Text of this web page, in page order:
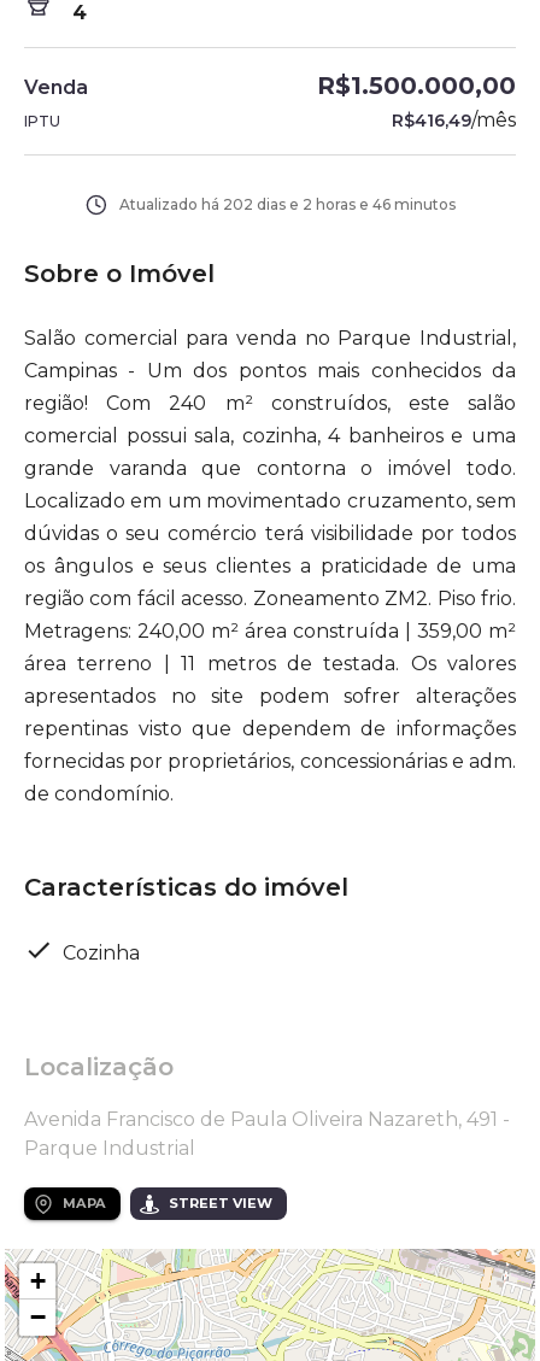
4
Venda R$1.500.000,00
IPTU R$416,49/mês
Atualizado há 202 dias e 2 horas e 46 minutos
Sobre o Imóvel
Salão comercial para venda no Parque Industrial,
Campinas - Um dos pontos mais conhecidos da
região! Com 240 m² construídos, este salão
comercial possui sala, cozinha, 4 banheiros e uma
grande varanda que contorna o imóvel todo.
Localizado em um movimentado cruzamento, sem
dúvidas o seu comércio terá visibilidade por todos
os ângulos e seus clientes a praticidade de uma
região com fácil acesso. Zoneamento ZM2. Piso frio.
Metragens: 240,00 m² área construída | 359,00 m²
área terreno | 11 metros de testada. Os valores
apresentados no site podem sofrer alterações
repentinas visto que dependem de informações
fornecidas por proprietários, concessionárias e adm.
de condomínio.
Características do imóvel
Cozinha
Localização
Avenida Francisco de Paula Oliveira Nazareth, 491 -
Parque Industrial
MAPA STREET VIEW
+
−